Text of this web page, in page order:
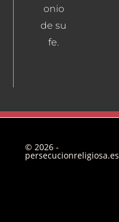
onio
de su
fe.
© 2026 -
persecucionreligiosa.es